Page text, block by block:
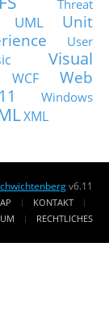
Threat
UML
Unit
User
Visual
WCF
Web
Windows
XML
v6.11
KONTAKT
RECHTLICHES